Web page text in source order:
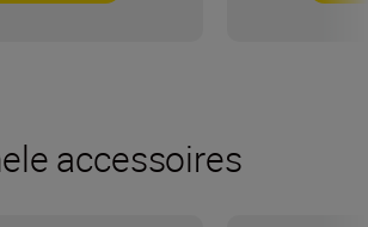
accessoires